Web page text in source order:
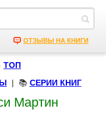
ОТЗЫВЫ НА КНИГИ
ТОП
| 📚 СЕРИИ КНИГ
Мартин